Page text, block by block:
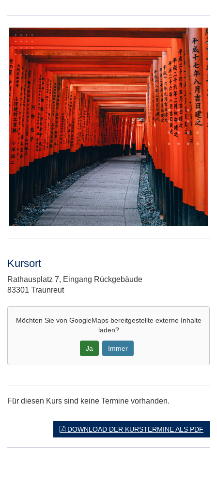
Kursort
Adresse:
Rathausplatz 7, Eingang Rückgebäude
83301 Traunreut
Möchten Sie von GoogleMapsbereitgestellte externe Inhalte
laden?
Ja Immer
Maps
Karte
öffnen
Für diesen Kurs sind keine Termine vorhanden.
DOWNLOAD DER KURSTERMINE ALS PDF